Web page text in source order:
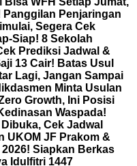
Panggilan Penjaringan
Segera Cek
Siap! 8 Sekolah
Prediksi Jadwal &
13 Cair! Batas Usul
Lagi, Jangan Sampai
Minta Usulan
Growth, Ini Posisi
Waspada!
Cek Jadwal
UKOM JF Prakom &
Siapkan Berkas
Idulfitri 1447